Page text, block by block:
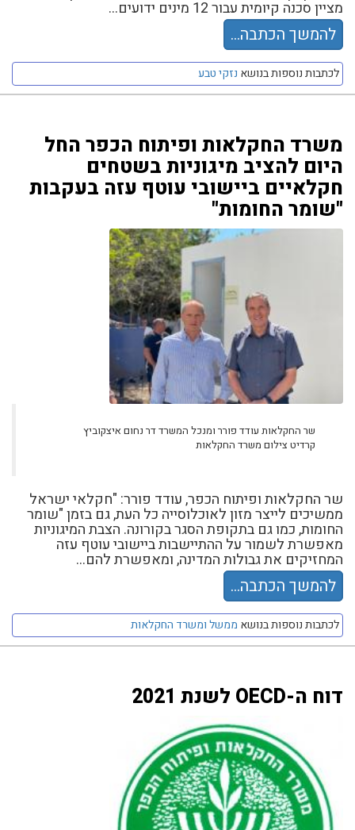
מציין סכנה קיומית עבור 12 מינים ידועים...
להמשך הכתבה...
לכתבות נוספות בנושא נזקי טבע
משרד החקלאות ופיתוח הכפר החל
היום להציב מיגוניות בשטחים
חקלאיים ביישובי עוטף עזה בעקבות
"שומר החומות"
שר החקלאות עודד פורר ומנכל המשרד דר נחום איצקוביץ
קרדיט צילום משרד החקלאות
שר החקלאות ופיתוח הכפר, עודד פורר: "חקלאי ישראל
ממשיכים לייצר מזון לאוכלוסייה כל העת, גם בזמן "שומר
החומות, כמו גם בתקופת הסגר בקורונה. הצבת המיגוניות
מאפשרת לשמור על ההתיישבות ביישובי עוטף עזה
המחזיקים את גבולות המדינה, ומאפשרת להם...
להמשך הכתבה...
לכתבות נוספות בנושא ממשל ומשרד החקלאות
דוח ה-OECD לשנת 2021